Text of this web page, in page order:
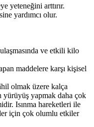
yeteneğini arttırır.
yardımcı olur.
ve etkili kilo
maddelere karşı kişisel
olmak üzere kalça
yürüyüş yapmak daha çok
Isınma hareketleri ile
için çok olumlu etkiler